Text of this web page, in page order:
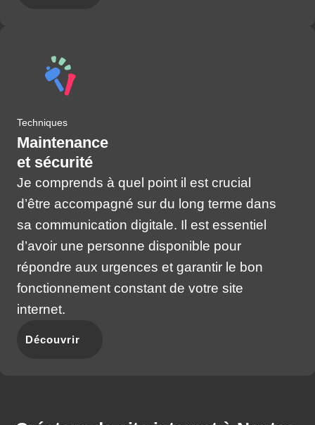
Techniques
Maintenance
et sécurité
Je comprends à quel point il est crucial
d’être accompagné sur du long terme dans
sa communication digitale. Il est essentiel
d’avoir une personne disponible pour
répondre aux urgences et garantir le bon
fonctionnement constant de votre site
internet.
Découvrir